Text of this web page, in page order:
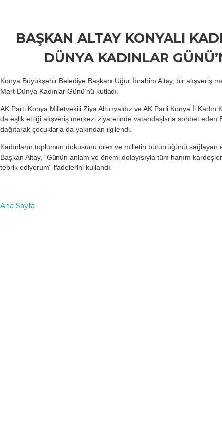
BAŞKAN ALTAY KONYALI
DÜNYA KADINLAR
Konya Büyükşehir Belediye Başkanı Uğur İbrahim Altay, bir alışveriş
Mart Dünya Kadınlar Günü’nü kutladı.
AK Parti Konya Milletvekili Ziya Altunyaldız ve AK Parti Konya İl Kadın
da eşlik ettiği alışveriş merkezi ziyaretinde vatandaşlarla sohbet eden
dağıtarak çocuklarla da yakından ilgilendi.
Kadınların toplumun dokusunu ören ve milletin bütünlüğünü
Başkan Altay, “Günün anlam ve önemi dolayısıyla tüm hanım
tebrik ediyorum” ifadelerini kullandı.
Ana Sayfa